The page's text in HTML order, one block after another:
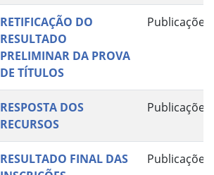
RETIFICAÇÃO DO
RESULTADO
PRELIMINAR DA PROVA
DE TÍTULOS
Publicações
RESPOSTA DOS
RECURSOS
Publicações
RESULTADO FINAL DAS
Publicações